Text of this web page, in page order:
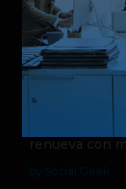
Galaxy Z
renueva con